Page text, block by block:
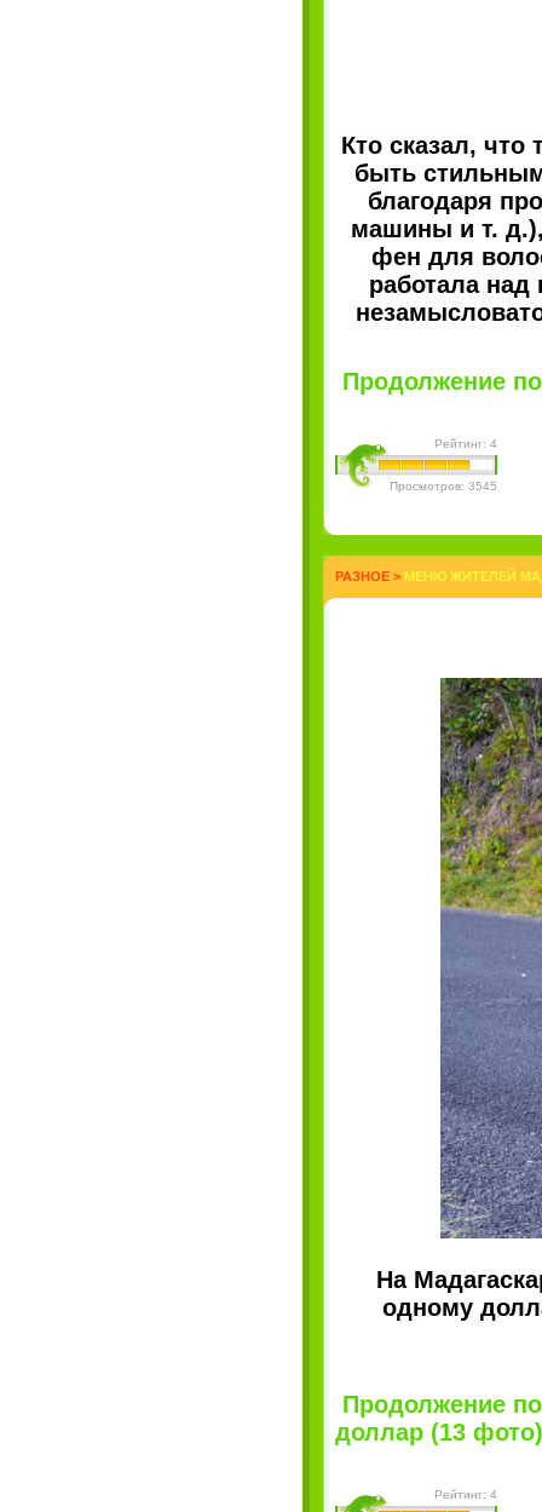
Кто сказал,
быть
благодаря
машины и т.
фен для
работала над
Продолжение
Рейтинг: 4
Просмотров: 3545
РАЗНОЕ > МЕНЮ ЖИТЕЛЕЙ
На
одному
Продолжение
доллар (13
Рейтинг: 4